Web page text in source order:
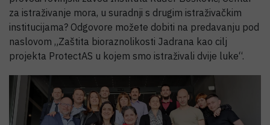
za istraživanje mora, u suradnji s drugim istraživačkim
institucijama? Odgovore možete dobiti na predavanju pod
naslovom „Zaštita bioraznolikosti Jadrana kao cilj
projekta ProtectAS u kojem smo istraživali dvije luke“.